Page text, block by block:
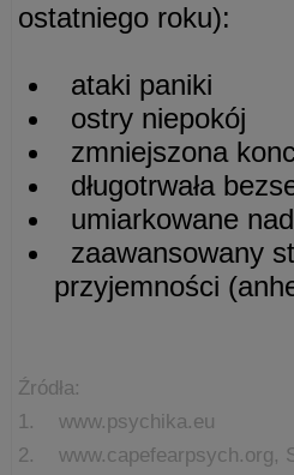
ostatniego roku):
ataki paniki
ostry niepokój
zmniejszona
długotrwała
umiarkowane
zaawansowany
przyjemności
Źródła:
1. www.psychika.eu
2. www.capefearpsych.org,